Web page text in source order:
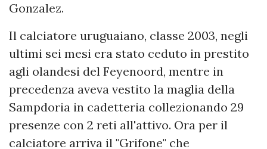
Gonzalez.
Il calciatore uruguaiano, classe 2003, negli
ultimi sei mesi era stato ceduto in prestito
agli olandesi del Feyenoord, mentre in
precedenza aveva vestito la maglia della
Sampdoria in cadetteria collezionando 29
presenze con 2 reti all'attivo. Ora per il
calciatore arriva il "Grifone" che